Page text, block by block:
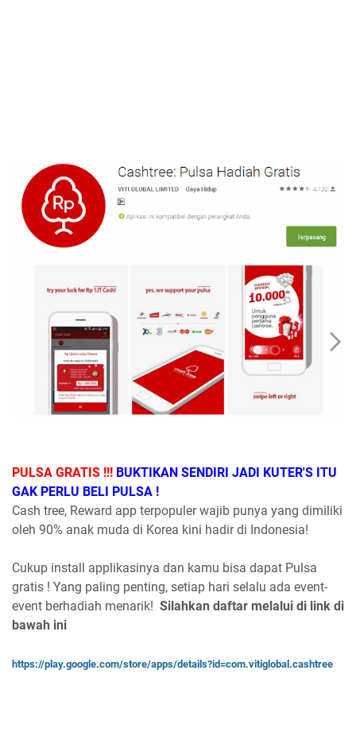
PULSA GRATIS !!! BUKTIKAN SENDIRI JADI KUTER'S ITU
GAK PERLU BELI PULSA !
Cash tree, Reward app terpopuler wajib punya yang dimiliki
oleh 90% anak muda di Korea kini hadir di Indonesia!
Cukup install applikasinya dan kamu bisa dapat Pulsa
gratis ! Yang paling penting, setiap hari selalu ada event-
event berhadiah menarik! Silahkan daftar melalui di link di
bawah ini
https://play.google.com/store/apps/details?id=com.vitiglobal.cashtree